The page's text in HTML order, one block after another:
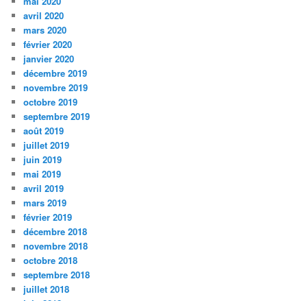
avril 2020
mars 2020
février 2020
janvier 2020
décembre 2019
novembre 2019
octobre 2019
septembre 2019
août 2019
juillet 2019
juin 2019
mai 2019
avril 2019
mars 2019
février 2019
décembre 2018
novembre 2018
octobre 2018
septembre 2018
juillet 2018